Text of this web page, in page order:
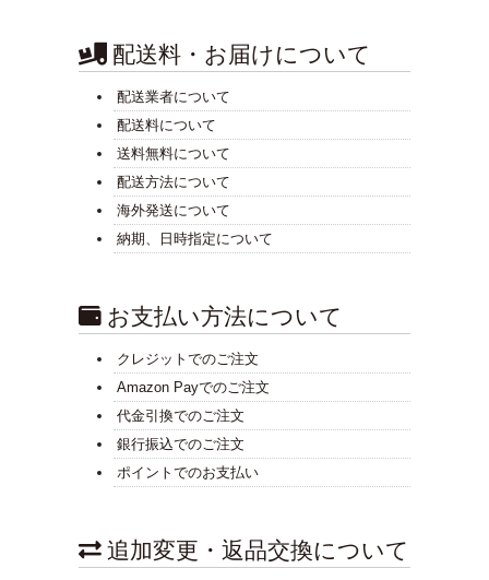
配送料・お届けについて
配送業者について
配送料について
送料無料について
配送方法について
海外発送について
納期、日時指定について
お支払い方法について
クレジットでのご注文
Amazon Payでのご注文
代金引換でのご注文
銀行振込でのご注文
ポイントでのお支払い
追加変更・返品交換について